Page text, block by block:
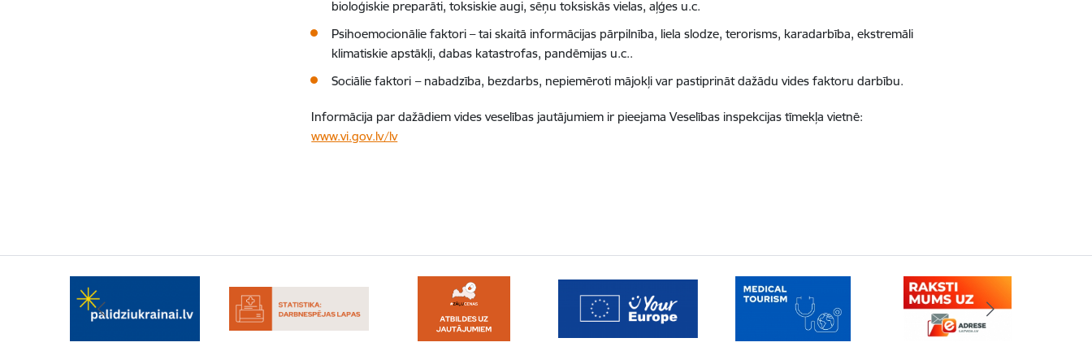
bioloģiskie preparāti, toksiskie augi, sēņu toksiskās vielas, aļģes u.c.
Psihoemocionālie faktori – tai skaitā informācijas pārpilnība, liela slodze, terorisms, karadarbība, ekstremāli
klimatiskie apstākļi, dabas katastrofas, pandēmijas u.c..
Sociālie faktori – nabadzība, bezdarbs, nepiemēroti mājokļi var pastiprināt dažādu vides faktoru darbību.
Informācija par dažādiem vides veselības jautājumiem ir pieejama Veselības inspekcijas tīmekļa vietnē:
www.vi.gov.lv/lv